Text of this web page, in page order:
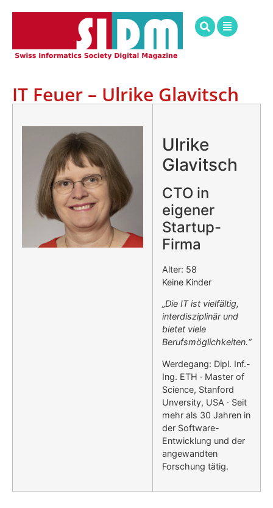
IT Feuer – Ulrike Glavitsch
Ulrike
Glavitsch
CTO in
eigener
Startup-
Firma
Alter: 58
Keine Kinder
„Die IT ist vielfältig,
interdisziplinär und
bietet viele
Berufsmöglichkeiten.“
Werdegang: Dipl. Inf.-
Ing. ETH · Master of
Science, Stanford
Unversity, USA · Seit
mehr als 30 Jahren in
der Software-
Entwicklung und der
angewandten
Forschung tätig.